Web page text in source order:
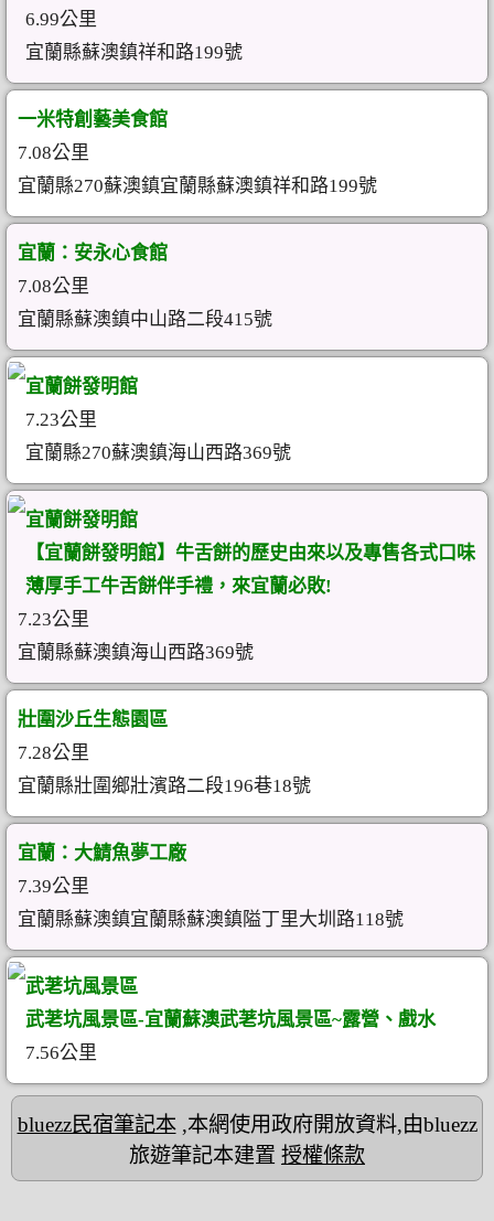
6.99公里
宜蘭縣蘇澳鎮祥和路199號
一米特創藝美食館
7.08公里
宜蘭縣270蘇澳鎮宜蘭縣蘇澳鎮祥和路199號
宜蘭：安永心食館
7.08公里
宜蘭縣蘇澳鎮中山路二段415號
宜蘭餅發明館
7.23公里
宜蘭縣270蘇澳鎮海山西路369號
宜蘭餅發明館
【宜蘭餅發明館】牛舌餅的歷史由來以及專售各式口味
薄厚手工牛舌餅伴手禮，來宜蘭必敗!
7.23公里
宜蘭縣蘇澳鎮海山西路369號
壯圍沙丘生態園區
7.28公里
宜蘭縣壯圍鄉壯濱路二段196巷18號
宜蘭：大鯖魚夢工廠
7.39公里
宜蘭縣蘇澳鎮宜蘭縣蘇澳鎮隘丁里大圳路118號
武荖坑風景區
武荖坑風景區-宜蘭蘇澳武荖坑風景區~露營、戲水
7.56公里
bluezz民宿筆記本,本網使用政府開放資料,由bluezz
旅遊筆記本建置 授權條款